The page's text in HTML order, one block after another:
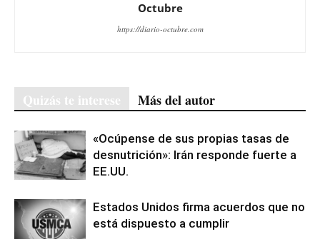
Octubre
https://diario-octubre.com
Quizás te interese Más del autor
«Ocúpense de sus propias tasas de
desnutrición»: Irán responde fuerte a
EE.UU.
Estados Unidos firma acuerdos que no
está dispuesto a cumplir